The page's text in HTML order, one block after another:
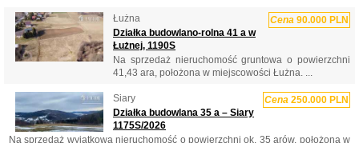
Łużna Cena 90.000 PLN
Działka budowlano-rolna 41 a w
Łużnej, 1190S
Na sprzedaż nieruchomość gruntowa o powierzchni
41,43 ara, położona w miejscowości Łużna. ...
Siary Cena 250.000 PLN
Działka budowlana 35 a – Siary
1175S/2026
Na sprzedaż wyjątkowa nieruchomość o powierzchni ok. 35 arów, położona w